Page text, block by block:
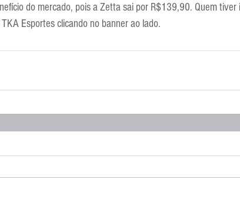
do mercado, pois a Zetta sai por R$139,90. Quem tiver
Esportes clicando no banner ao lado.